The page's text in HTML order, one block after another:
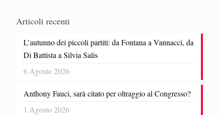
Articoli recenti
L’autunno dei piccoli partiti: da Fontana a Vannacci, da
Di Battista a Silvia Salis
6 Agosto 2026
Anthony Fauci, sarà citato per oltraggio al Congresso?
1 Agosto 2026